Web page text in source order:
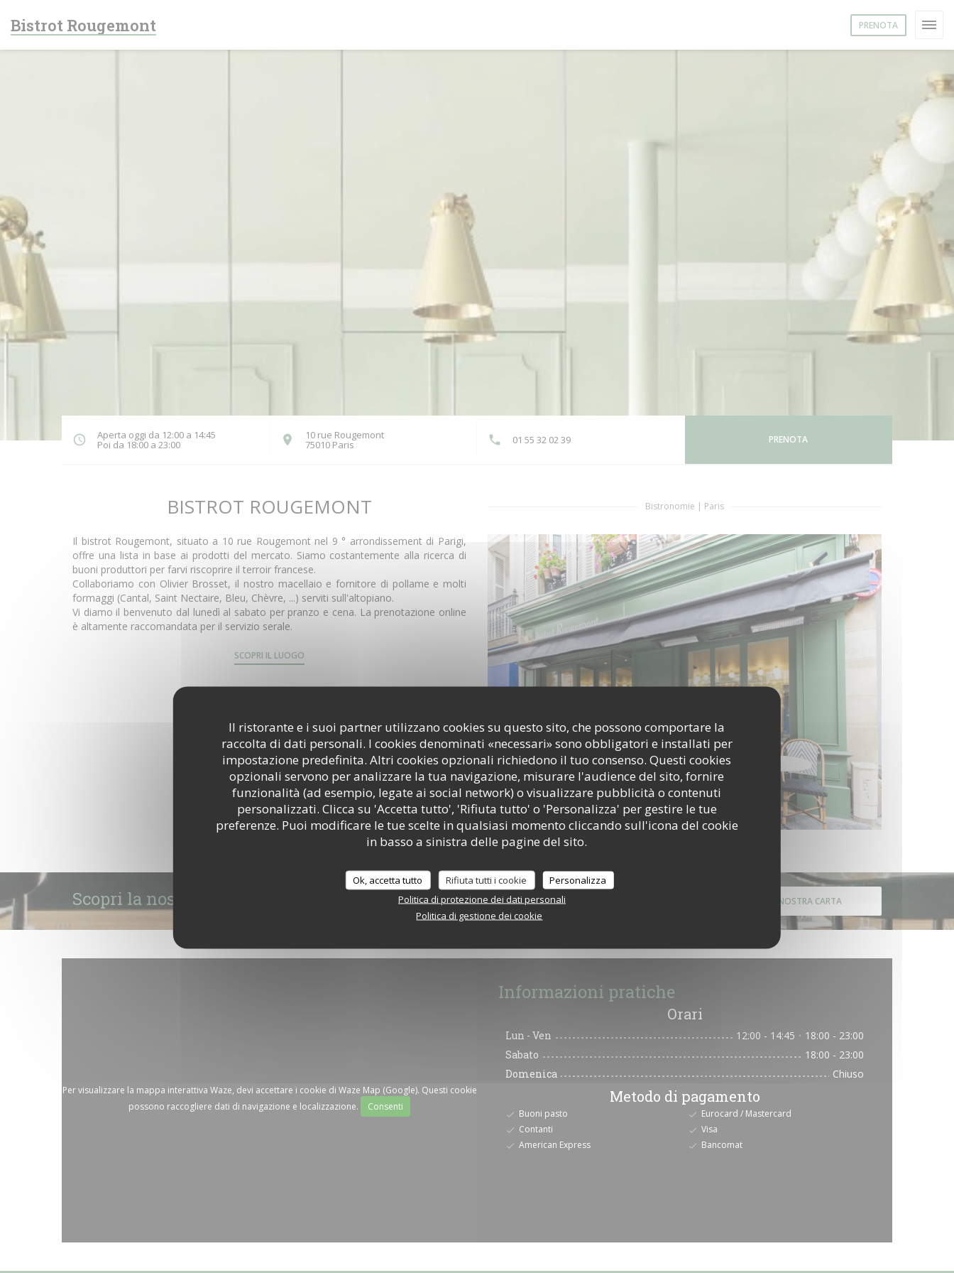
Il ristorante e i suoi partner utilizzano cookies su questo sito, che possono comportare la
raccolta di dati personali. I cookies denominati «necessari» sono obbligatori e installati per
impostazione predefinita. Altri cookies opzionali richiedono il tuo consenso. Questi cookies
opzionali servono per analizzare la tua navigazione, misurare l'audience del sito, fornire
funzionalità (ad esempio, legate ai social network) o visualizzare pubblicità o contenuti
personalizzati. Clicca su 'Accetta tutto', 'Rifiuta tutto' o 'Personalizza' per gestire le tue
preferenze. Puoi modificare le tue scelte in qualsiasi momento cliccando sull'icona del cookie
in basso a sinistra delle pagine del sito.
Ok, accetta tutto Rifiuta tutti i cookie
Personalizza
Politica di protezione dei dati personali
Politica di gestione dei cookie
Bistrot Rougemont PRENOTA
Aperta oggi da 12:00 a 14:45
Poi da 18:00 a 23:00
10 rue Rougemont
75010 Paris((apre una nuova finestra)) 01 55 32 02 39 PRENOTA
BISTROT ROUGEMONT Bistronomie | Paris
Il bistrot Rougemont, situato a 10 rue Rougemont nel 9 ° arrondissement di Parigi,
offre una lista in base ai prodotti del mercato. Siamo costantemente alla ricerca di
buoni produttori per farvi riscoprire il terroir francese.
Collaboriamo con Olivier Brosset, il nostro macellaio e fornitore di pollame e molti
formaggi (Cantal, Saint Nectaire, Bleu, Chèvre, ...) serviti sull'altopiano.
Vi diamo il benvenuto dal lunedì al sabato per pranzo e cena. La prenotazione online
è altamente raccomandata per il servizio serale.
SCOPRI IL LUOGO
Scopri la nostra carta SCOPRI LA NOSTRA CARTA
Per visualizzare la mappa interattiva Waze, devi accettare i cookie di Waze Map (Google). Questi cookie
possono raccogliere dati di navigazione e localizzazione.
Consenti
Informazioni pratiche
Orari
Lun - Ven 12:00 - 14:45 • 18:00 - 23:00
Sabato
18:00 - 23:00
Domenica
Chiuso
Metodo di pagamento
Buoni pasto
Eurocard / Mastercard
Contanti
Visa
American Express
Bancomat